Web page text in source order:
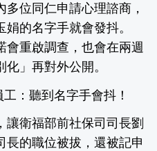
位同仁申請心理諮商，
的名字手就會發抖。
會重啟調查，也會在兩週
」再對外公開。
：聽到名字手會抖！
讓衛福部前社保司司長劉
長的職位被拔，還被記申